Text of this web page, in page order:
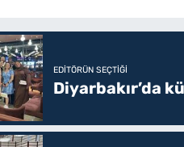
EDITÖRÜN SEÇTIĞI
Diyarbakır’da